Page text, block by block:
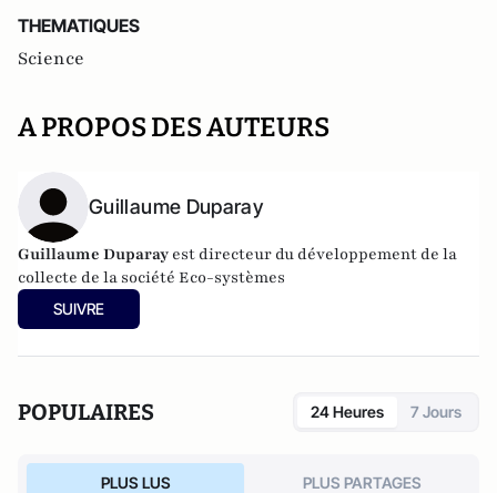
THEMATIQUES
Science
A PROPOS DES AUTEURS
Guillaume Duparay
Guillaume Duparay est directeur du développement de la
collecte de la société Eco-systèmes
SUIVRE
POPULAIRES 24 Heures 7 Jours
PLUS LUS PLUS PARTAGES